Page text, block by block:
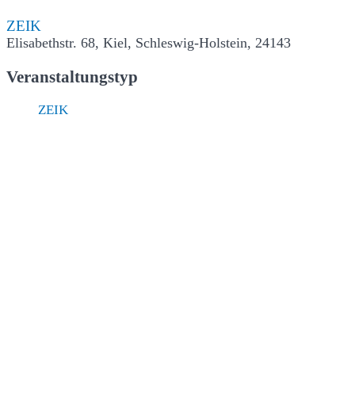
ZEIK
Elisabethstr. 68, Kiel, Schleswig-Holstein, 24143
Veranstaltungstyp
ZEIK